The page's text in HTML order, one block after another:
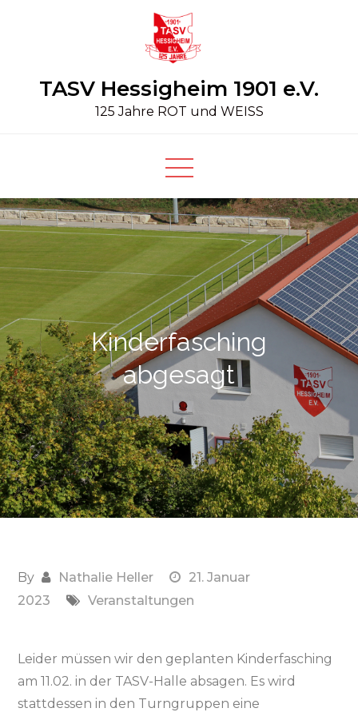
TASV Hessigheim 1901 e.V.
125 Jahre ROT und WEISS
Kinderfasching
abgesagt
By Nathalie Heller
21. Januar
2023
Veranstaltungen
Leider müssen wir den geplanten Kinderfasching
am 11.02. in der TASV-Halle absagen. Es wird
stattdessen in den Turngruppen eine